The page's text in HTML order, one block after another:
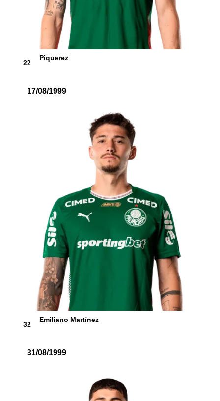
22
Piquerez
17/08/1999
32
Emiliano Martínez
31/08/1999